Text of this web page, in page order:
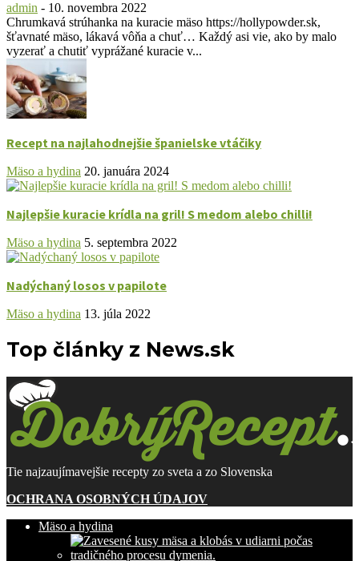
admin - 10. novembra 2022
Chrumkavá strúhanka na kuracie mäso https://hollypowder.sk,
šťavnaté mäso, lákavá vôňa a chuť… Každý asi vie, ako by malo
vyzerať a chutiť vyprážané kuracie v...
Recept na najlahodnejšie španielske vtáčiky
Mäso a hydina 20. januára 2024
Najlepšie kuracie krídla na gril! S medom alebo chilli!
Mäso a hydina 5. septembra 2022
Nadýchaný losos v papilote
Mäso a hydina 13. júla 2022
Top články z News.sk
Tie najzaujímavejšie recepty zo sveta a zo Slovenska
OCHRANA OSOBNÝCH ÚDAJOV
Mäso a hydina